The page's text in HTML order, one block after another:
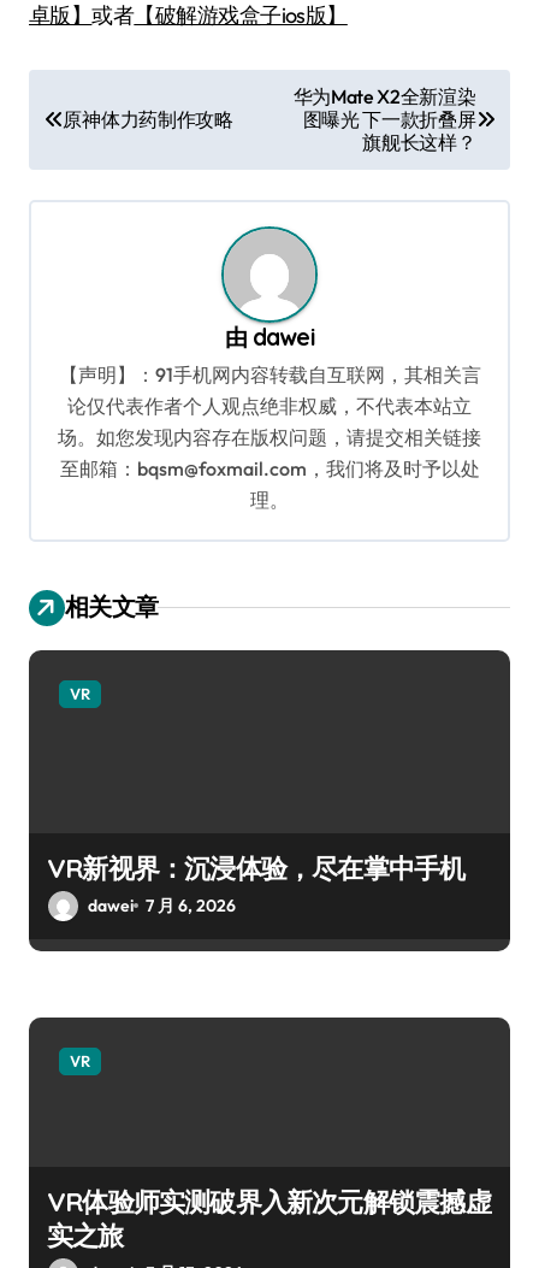
卓版】或者【破解游戏盒子ios版】
章
导
航
原神体力药制作攻略
华为Mate X2全新渲染
图曝光 下一款折叠屏
旗舰长这样？
由 dawei
【声明】：91手机网内容转载自互联网，其相关言
论仅代表作者个人观点绝非权威，不代表本站立
场。如您发现内容存在版权问题，请提交相关链接
至邮箱：bqsm@foxmail.com，我们将及时予以处
理。
相关文章
VR
VR新视界：沉浸体验，尽在掌中手机
dawei 7 月 6, 2026
VR
VR体验师实测破界入新次元解锁震撼虚
实之旅